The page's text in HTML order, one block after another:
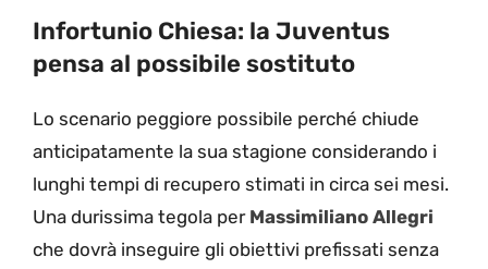
Infortunio Chiesa: la Juventus
pensa al possibile sostituto
Lo scenario peggiore possibile perché chiude
anticipatamente la sua stagione considerando i
lunghi tempi di recupero stimati in circa sei mesi.
Una durissima tegola per Massimiliano Allegri
che dovrà inseguire gli obiettivi prefissati senza